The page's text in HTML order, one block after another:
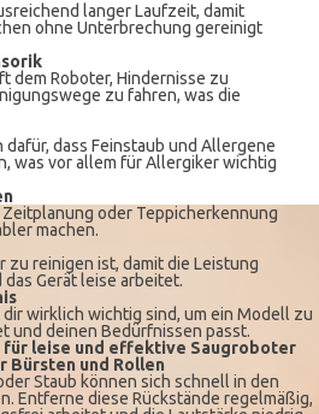
langer Laufzeit, damit
ohne Unterbrechung gereinigt
dem Roboter, Hindernisse zu
zu fahren, was die
dass Feinstaub und Allergene
was vor allem für Allergiker wichtig
oder Teppicherkennung
machen.
zu reinigen ist, damit die Leistung
Gerät leise arbeitet.
wirklich wichtig sind, um ein Modell zu
und deinen Bedürfnissen passt.
für leise und effektive Saugroboter
Bürsten und Rollen
Staub können sich schnell in den
Entferne diese Rückstände regelmäßig,